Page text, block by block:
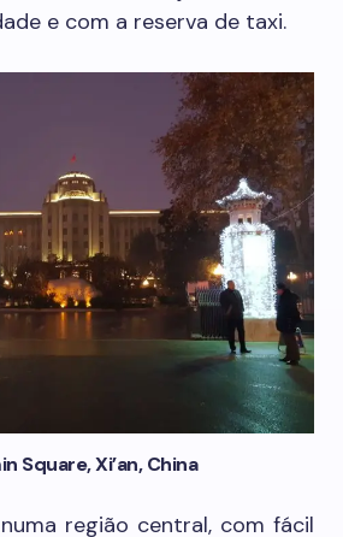
e com a reserva de taxi.
Square, Xi’an, China
região central, com fácil